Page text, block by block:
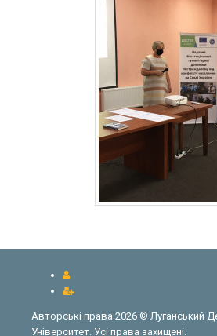
Авторські права 2026 © Луганський
Університет. Усі права захищені.